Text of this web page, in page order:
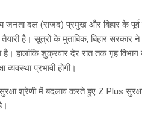
जनता दल (राजद) प्रमुख और बिहार के
है। सूत्रों के मुताबिक, बिहार सरकार ने
है। हालांकि शुक्रवार देर रात तक गृह
प्रभावी होगी।
श्रेणी में बदलाव करते हुए Z Plus